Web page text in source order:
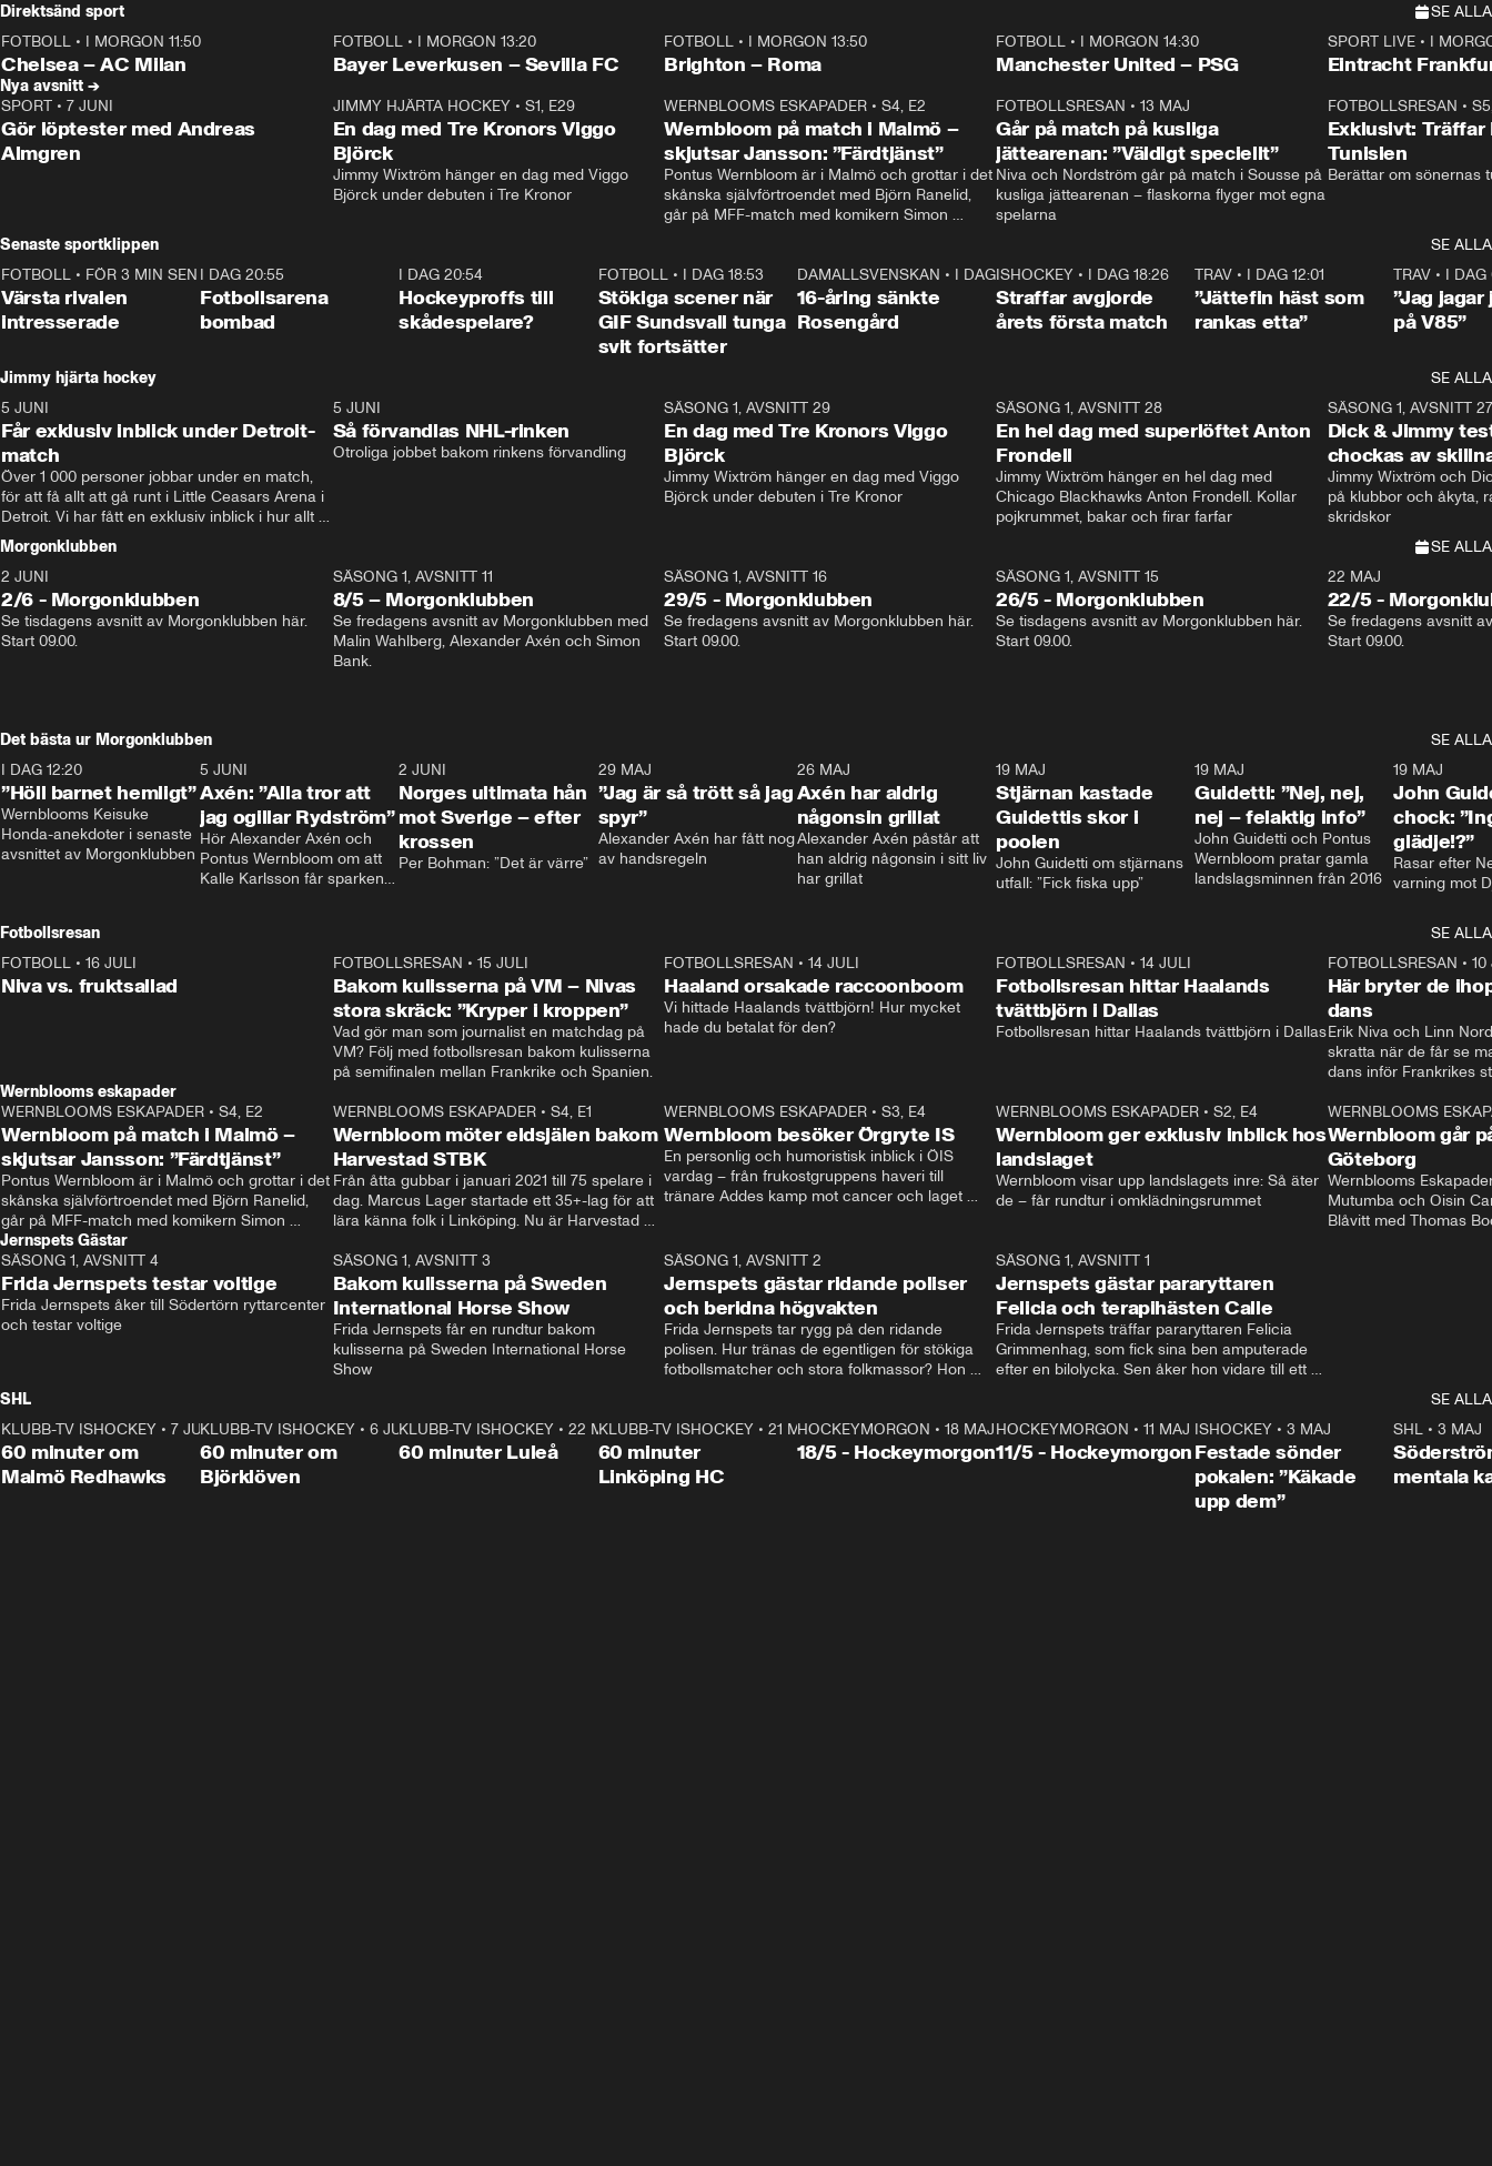
Direktsänd sport
SE ALLA
Plus
FOTBOLL • I MORGON 11:50
Chelsea – AC Milan
Plus
FOTBOLL• I MORGON 13:20
Bayer Leverkusen – Sevilla FC
Plus
FOTBOLL • I MORGON 13:50
Brighton – Roma
Plus
FOTBOLL• I MORGON 14:30
Manchester United – PSG
Plus
SPORT LIVE• I
Eintracht
Nya avsnitt →
SPORT • 7 JUNI
Gör löptester med Andreas
Almgren
17:38
JIMMY HJÄRTA HOCKEY• S1, E29
En dag med Tre Kronors Viggo
Björck
Jimmy Wixtröm hänger en dag med Viggo
Björck under debuten i Tre Kronor
WERNBLOOMS ESKAPADER •S4, E2
Wernbloom på match i Malmö –
skjutsar Jansson: ”Färdtjänst”
Pontus Wernbloom är i Malmö och grottar i det
skånska självförtroendet med Björn Ranelid,
går på MFF-match med komikern Simon
FOTBOLLSRESAN • 13 MAJ
Går på match på kusliga
jättearenan: ”Väldigt speciellt”
Niva och Nordström går på match i Sousse på
kusliga jättearenan – flaskorna flyger mot egna
spelarna
FOTBOLLSRESAN •
Exklusivt: Träffar
Tunisien
Berättar om sönernas
Senaste sportklippen
SE ALLA
0:31
FOTBOLL • FÖR 3 MIN SEN
Värsta rivalen
intresserade
I DAG 20:55
Fotbollsarena
bombad
I DAG 20:54
Hockeyproffs till
skådespelare?
FOTBOLL• I DAG 18:53
Stökiga scener när
GIF Sundsvall tunga
svit fortsätter
0:47
DAMALLSVENSKAN • I DAG 18:52
16-åring sänkte
Rosengård
2:19
ISHOCKEY• I DAG 18:26
Straffar avgjorde
årets första match
5:16
TRAV • I DAG 12:01
”Jättefin häst som
rankas etta”
TRAV • I DAG
”Jag
på V85”
Jimmy hjärta hockey
SE ALLA
5 JUNI
Får exklusiv inblick under Detroit-
match
Över 1 000 personer jobbar under en match,
för att få allt att gå runt i Little Ceasars Arena i
Detroit. Vi har fått en exklusiv inblick i hur allt
fungerar inför och under match i världens
bästa hockeyliga
1:04
5 JUNI
Så förvandlas NHL-rinken
Otroliga jobbet bakom rinkens förvandling
SÄSONG 1, AVSNITT 29
En dag med Tre Kronors Viggo
Björck
Jimmy Wixtröm hänger en dag med Viggo
Björck under debuten i Tre Kronor
Plus
SÄSONG 1, AVSNITT 28
En hel dag med superlöftet Anton
Frondell
Jimmy Wixtröm hänger en hel dag med
Chicago Blackhawks Anton Frondell. Kollar
pojkrummet, bakar och firar farfar
SÄSONG 1, AVSNITT 27
Dick & Jimmy
chockas av
Jimmy Wixtröm och
på klubbor och åkyta,
skridskor
Morgonklubben
SE ALLA
2 JUNI
2/6 - Morgonklubben
Se tisdagens avsnitt av Morgonklubben här.
SÄSONG 1, AVSNITT 11
8/5 – Morgonklubben
Se fredagens avsnitt av Morgonklubben med
Malin Wahlberg, Alexander Axén och Simon
Bank.
SÄSONG 1, AVSNITT 16
29/5 - Morgonklubben
Se fredagens avsnitt av Morgonklubben här.
SÄSONG 1, AVSNITT 15
26/5 - Morgonklubben
Se tisdagens avsnitt av Morgonklubben här.
Start 09.00.
22 MAJ
22/5 -
Se fredagens avsnitt
Start 09.00.
Det bästa ur Morgonklubben
SE ALLA
1:14
I DAG 12:20
”Höll barnet hemligt”
Wernblooms Keisuke
Honda-anekdoter i senaste
avsnittet av Morgonklubben
0:44
5 JUNI
Axén: ”Alla tror att
jag ogillar Rydström”
Hör Alexander Axén och
Pontus Wernbloom om att
Kalle Karlsson får sparken
2 JUNI
Norges ultimata hån
mot Sverige – efter
krossen
Per Bohman: ”Det är värre”
29 MAJ
”Jag är så trött så jag
spyr”
Alexander Axén har fått nog
av handsregeln
26 MAJ
Axén har aldrig
någonsin grillat
Alexander Axén påstår att
han aldrig någonsin i sitt liv
har grillat
0:43
19 MAJ
Stjärnan kastade
Guidettis skor i
poolen
John Guidetti om stjärnans
utfall: ”Fick fiska upp”
0:39
19 MAJ
Guidetti: ”Nej, nej,
nej – felaktig info”
John Guidetti och Pontus
Wernbloom pratar gamla
landslagsminnen från 2016
19 MAJ
John
chock:
glädje!?”
Rasar efter
varning mot
Fotbollsresan
SE ALLA
FOTBOLL • 16 JULI
Niva vs. fruktsallad
FOTBOLLSRESAN • 15 JULI
Bakom kulisserna på VM – Nivas
stora skräck: ”Kryper i kroppen”
Vad gör man som journalist en matchdag på
VM? Följ med fotbollsresan bakom kulisserna
på semifinalen mellan Frankrike och Spanien.
FOTBOLLSRESAN •14 JULI
Haaland orsakade raccoonboom
Vi hittade Haalands tvättbjörn! Hur mycket
hade du betalat för den?
FOTBOLLSRESAN • 14 JULI
Fotbollsresan hittar Haalands
tvättbjörn i Dallas
Fotbollsresan hittar Haalands tvättbjörn i Dallas
FOTBOLLSRESAN • 10
Här bryter de
dans
Erik Niva och Linn
skratta när de får se
dans inför Frankrikes
Wernblooms eskapader
WERNBLOOMS ESKAPADER • S4, E2
Wernbloom på match i Malmö –
skjutsar Jansson: ”Färdtjänst”
Pontus Wernbloom är i Malmö och grottar i det
skånska självförtroendet med Björn Ranelid,
går på MFF-match med komikern Simon
”Chippen” Svensson och hjälper skadade
32:14
WERNBLOOMS ESKAPADER• S4, E1
Wernbloom möter eldsjälen bakom
Harvestad STBK
Från åtta gubbar i januari 2021 till 75 spelare i
dag. Marcus Lager startade ett 35+-lag för att
lära känna folk i Linköping. Nu är Harvestad
rakt in i värmen.
Plus
WERNBLOOMS ESKAPADER •S3, E4
Wernbloom besöker Örgryte IS
En personlig och humoristisk inblick i ÖIS
vardag – från frukostgruppens haveri till
tränare Addes kamp mot cancer och laget
WERNBLOOMS ESKAPADER• S2, E4
Wernbloom ger exklusiv inblick hos
landslaget
Wernbloom visar upp landslagets inre: Så äter
de – får rundtur i omklädningsrummet
Plus
WERNBLOOMS
Wernbloom går
Göteborg
Wernblooms
Mutumba och Oisin
Blåvitt med Thomas
Jernspets Gästar
SÄSONG 1, AVSNITT 4
Frida Jernspets testar voltige
Frida Jernspets åker till Södertörn ryttarcenter
och testar voltige
14:14
SÄSONG 1, AVSNITT 3
Bakom kulisserna på Sweden
International Horse Show
Frida Jernspets får en rundtur bakom
kulisserna på Sweden International Horse
Show
SÄSONG 1, AVSNITT 2
Jernspets gästar ridande poliser
och beridna högvakten
Frida Jernspets tar rygg på den ridande
polisen. Hur tränas de egentligen för stökiga
fotbollsmatcher och stora folkmassor? Hon
vaktar slottet.
SÄSONG 1, AVSNITT 1
Jernspets gästar pararyttaren
Felicia och terapihästen Calle
Frida Jernspets träffar pararyttaren Felicia
Grimmenhag, som fick sina ben amputerade
efter en bilolycka. Sen åker hon vidare till ett
SHL
SE ALLA
Plus
1:02:53
KLUBB-TV ISHOCKEY • 7 JUNI
60 minuter om
Malmö Redhawks
1:00:59
KLUBB-TV ISHOCKEY •6 JUNI
60 minuter om
Björklöven
Plus 1:00:28
KLUBB-TV ISHOCKEY •22 MAJ
60 minuter Luleå
Plus 1:00:18
KLUBB-TV ISHOCKEY• 21 MAJ
60 minuter
Linköping HC
HOCKEYMORGON • 18 MAJ
18/5 - Hockeymorgon
HOCKEYMORGON • 11 MAJ
11/5 - Hockeymorgon
0:22
ISHOCKEY •3 MAJ
Festade sönder
pokalen: ”Käkade
upp dem”
SHL •3 MAJ
mentala